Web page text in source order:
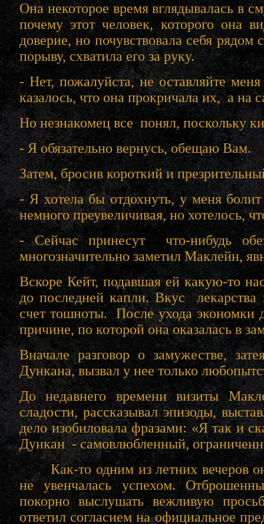
Она некоторое время вглядывалась в
почему этот человек, которого она
доверие, но почувствовала себя
порыву, схватила его за руку.
- Нет, пожалуйста, не оставляйте
казалось, что она прокричала их, а на
Но незнакомец все понял, поскольку
- Я обязательно вернусь, обещаю Вам.
Затем, бросив короткий и
- Я хотела бы отдохнуть, у меня
немного преувеличивая, но хотелось,
- Сейчас принесут что-нибудь
многозначительно заметил Маклейн,
Вскоре Кейт, подавшая ей какую-то
до последней капли. Вкус лекарства
счет тошноты. После ухода экономки
причине, по которой она оказалась в
Вначале разговор о замужестве,
Дункана, вызвал у нее только
До недавнего времени визиты
сладости, рассказывал эпизоды,
дело изобиловала фразами: «Я так и
Дункан - самовлюбленный,
Как-то одним из летних вечеров он
не увенчалась успехом.
покорно выслушать вежливую
ответил согласием на официальное